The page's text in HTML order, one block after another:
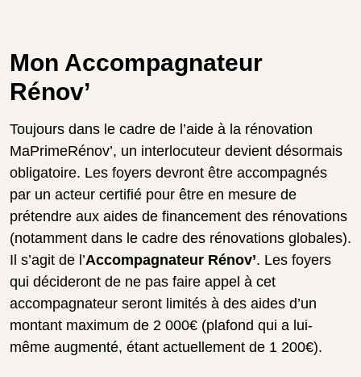
Mon Accompagnateur
Rénov’
Toujours dans le cadre de l’aide à la rénovation
MaPrimeRénov’, un interlocuteur devient désormais
obligatoire. Les foyers devront être accompagnés
par un acteur certifié pour être en mesure de
prétendre aux aides de financement des rénovations
(notamment dans le cadre des rénovations globales).
Il s’agit de l’Accompagnateur Rénov’. Les foyers
qui décideront de ne pas faire appel à cet
accompagnateur seront limités à des aides d’un
montant maximum de 2 000€ (plafond qui a lui-
même augmenté, étant actuellement de 1 200€).